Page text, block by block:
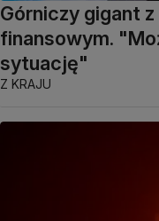
Górniczy gigant
finansowym.
sytuację"
Z KRAJU